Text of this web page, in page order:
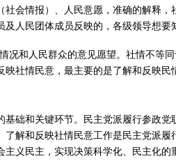
会情报）、人民意愿，准确的解释
人民团体成员反映的，各级领导想要
况和人民群众的意见愿望。社情不等
社情民意，最主要的是了解和反映民
础和关键环节。民主党派履行参政
解和反映社情民意工作是民主党派
义民主，实现决策科学化、民主化